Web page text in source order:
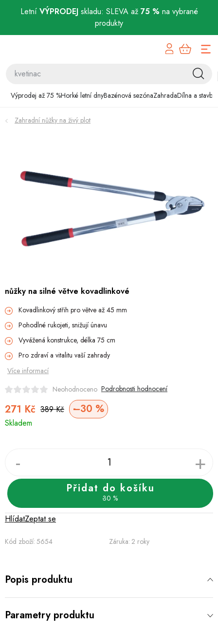
Letní VÝPRODEJskladu: SLEVA až 75 % na vybrané
produkty
Výprodej až 75 %Horké letní dnyBazénová sezónaZahradaDílna a stavba
Bazénová sezóna
Zahrada
Chovatelské potřeby
Dětské zboží a hračky
World Cleanup Day
Akční ceny
Půjčovna Kontaktuje nás
Obchodní podmínky
Vrácení a reklamace
Podmínky ochrany osobních údajů
Obchodní podmínky pro podnikatele
Zásady používání cookies
O nás Blog
Zahradní nůžky na živý plot
389 Kč –30 %
271 Kč
Měrná
Skladem
Přidat do košíku
30 %
Kód zboží: 5654 Záruka: 2 roky
Zeptat se
Hlídat
nůžky na silné větve kovadlinkové
Kovadlinkový střih pro větve až 45 mm
Pohodlné rukojeti, snižují únavu
Vyvážená konstrukce, délka 75 cm
Pro zdraví a vitalitu vaší zahrady
Více informací
Neohodnoceno Podrobnosti hodnocení
Popis produktu
Parametry produktu